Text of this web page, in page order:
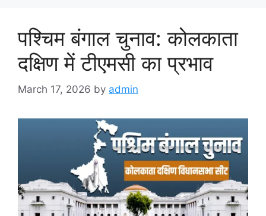
पश्चिम बंगाल चुनाव: कोलकाता
दक्षिण में टीएमसी का प्रभाव
March 17, 2026 by admin